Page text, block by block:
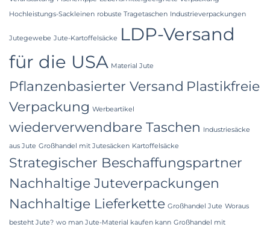
Hochleistungs-Sackleinen robuste Tragetaschen Industrieverpackungen
Jutegewebe Jute-Kartoffelsäcke
LDP-Versand
für die USA Material Jute
Pflanzenbasierter Versand Plastikfreie
Verpackung Werbeartikel
wiederverwendbare Taschen Industriesäcke
aus Jute Großhandel mit Jutesäcken Kartoffelsäcke
Strategischer Beschaffungspartner
Nachhaltige Juteverpackungen
Nachhaltige Lieferkette Großhandel Jute Woraus
besteht Jute? wo man Jute-Material kaufen kann Großhandel mit